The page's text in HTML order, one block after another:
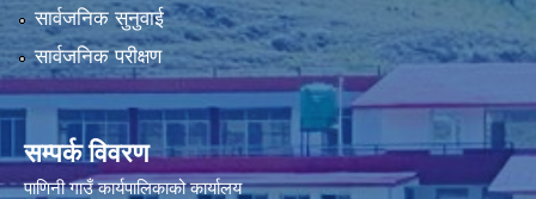
सार्वजनिक सुनुवाई
सार्वजनिक परीक्षण
सम्पर्क विवरण
पाणिनी गाउँ कार्यपालिकाको कार्यालय